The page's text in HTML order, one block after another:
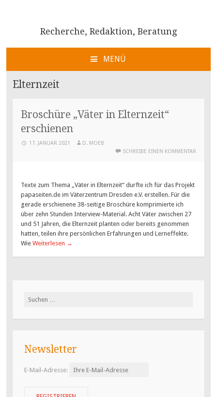
Recherche, Redaktion, Beratung
MENÜ
ZUM
INHALT
Elternzeit
Broschüre „Väter in Elternzeit“
erschienen
17. JANUAR 2021
D. MOEB
SCHREIBE EINEN KOMMENTAR
Texte zum Thema „Väter in Elternzeit“ durfte ich für das Projekt
papaseiten.de im Väterzentrum Dresden e.V. erstellen. Für die
gerade erschienene 38-seitige Broschüre komprimierte ich
über zehn Stunden Interview-Material. Acht Väter zwischen 27
und 51 Jahren, die Elternzeit planten oder bereits genommen
hatten, teilen ihre persönlichen Erfahrungen und Lerneffekte.
WieWeiterlesen →
Suchen
Newsletter
E-Mail-Adresse: